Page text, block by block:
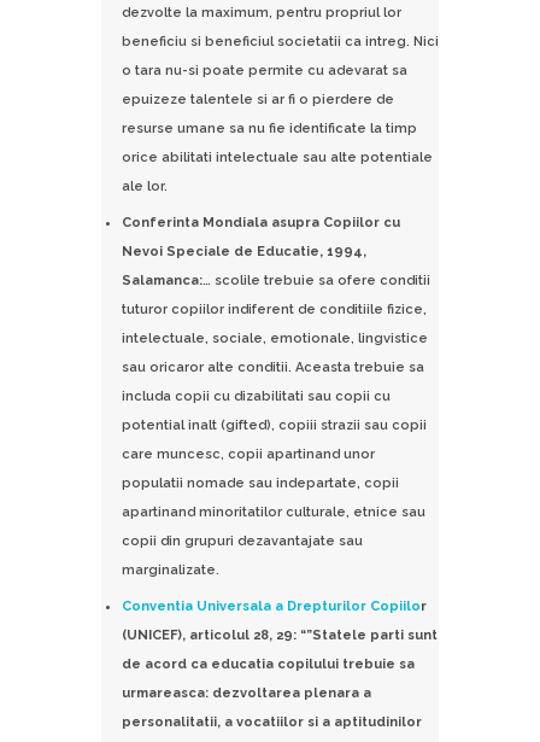
dezvolte la maximum, pentru propriul lor
beneficiu si beneficiul societatii ca intreg. Nici
o tara nu-si poate permite cu adevarat sa
epuizeze talentele si ar fi o pierdere de
resurse umane sa nu fie identificate la timp
orice abilitati intelectuale sau alte potentiale
ale lor.
Conferinta Mondiala asupra Copiilor cu
Nevoi Speciale de Educatie, 1994,
Salamanca:… scolile trebuie sa ofere conditii
tuturor copiilor indiferent de conditiile fizice,
intelectuale, sociale, emotionale, lingvistice
sau oricaror alte conditii. Aceasta trebuie sa
includa copii cu dizabilitati sau copii cu
potential inalt (gifted), copiii strazii sau copii
care muncesc, copii apartinand unor
populatii nomade sau indepartate, copii
apartinand minoritatilor culturale, etnice sau
copii din grupuri dezavantajate sau
marginalizate.
Conventia Universala a Drepturilor Copiilor
(UNICEF), articolul 28, 29: “”Statele parti sunt
de acord ca educatia copilului trebuie sa
urmareasca: dezvoltarea plenara a
personalitatii, a vocatiilor si a aptitudinilor